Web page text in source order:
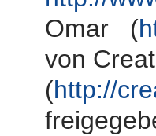
Omar (
von
(http://